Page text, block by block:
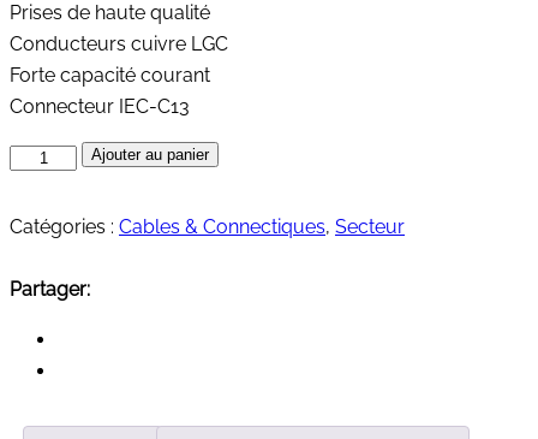
Prises de haute qualité
Conducteurs cuivre LGC
Forte capacité courant
Connecteur IEC-C13
quantité
NRG
Ajouter au panier
Catégories : Cables & Connectiques, Secteur
Partager: